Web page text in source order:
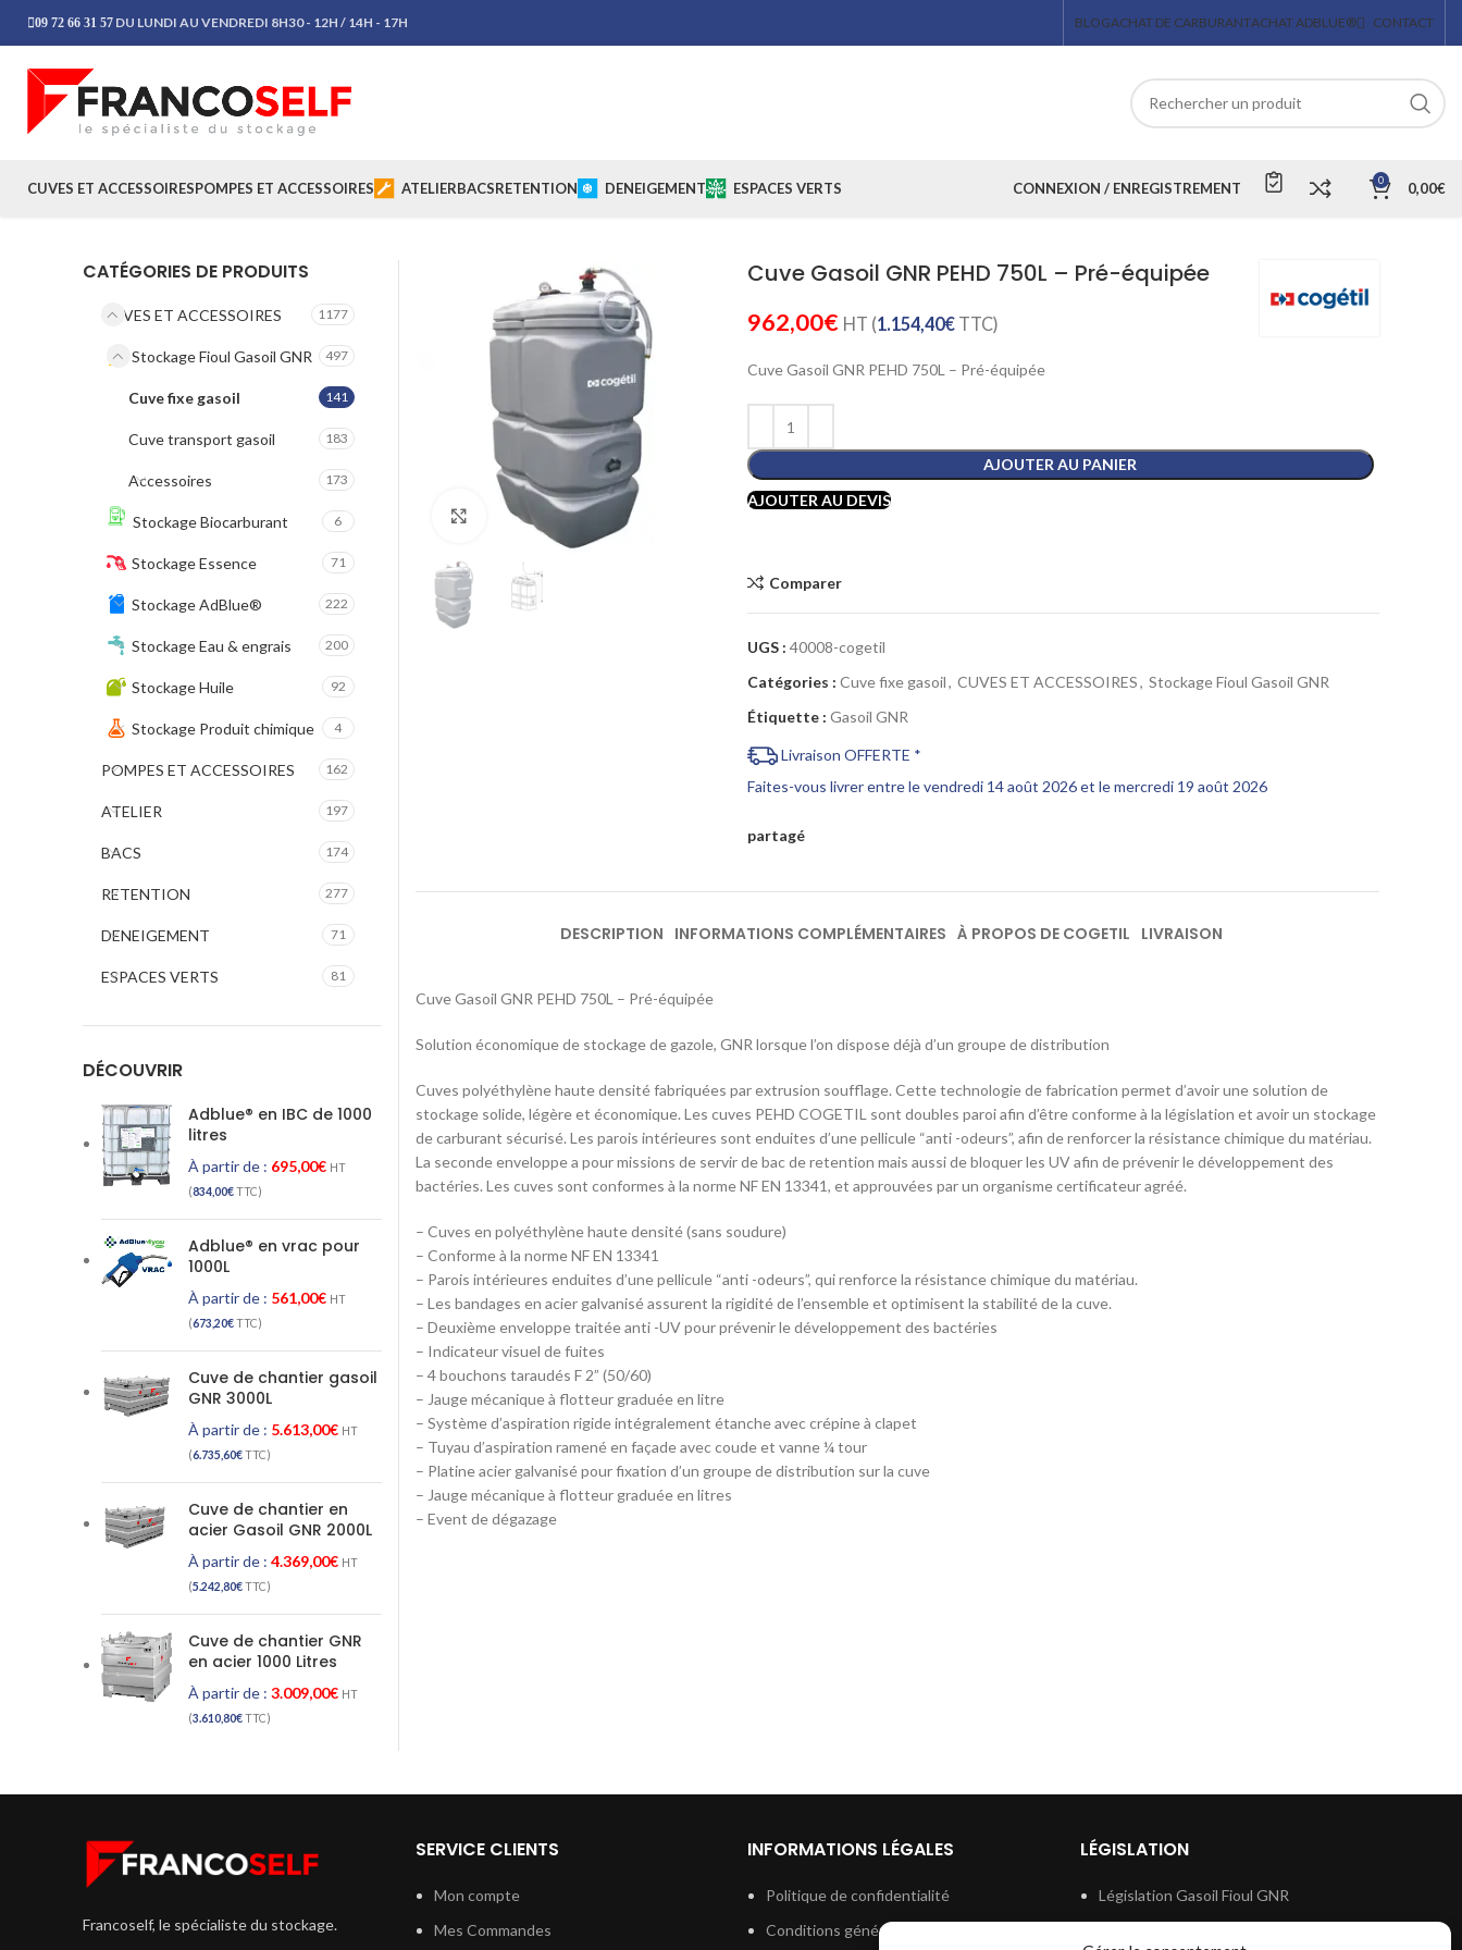
09 72 66 31 57 DU LUNDI AU VENDREDI 8H30 - 12H / 14H - 17H BLOGACHAT DE CARBURANTACHAT ADBLUE® CONTACT
CUVES ET ACCESSOIRESPOMPES ET ACCESSOIRES ATELIERBACSRETENTION DENEIGEMENT ESPACES VERTS CONNEXION / ENREGISTREMENT 0 0,00€
Cliquez pour agrandir
Cuve Gasoil GNR PEHD 750L – Pré-équipée
962,00€ HT (1.154,40€TTC)
Cuve Gasoil GNR PEHD 750L – Pré-équipée
AJOUTER AU PANIER
AJOUTER AU DEVIS
Comparer
UGS : 40008-cogetil
Catégories : Cuve fixe gasoil, CUVES ET ACCESSOIRES, Stockage Fioul Gasoil GNR
Étiquette : Gasoil GNR
Livraison OFFERTE *
Faites-vous livrer entre le vendredi 14 août 2026 et le mercredi 19 août 2026
partagé
DESCRIPTION INFORMATIONS COMPLÉMENTAIRES À PROPOS DE COGETIL LIVRAISON
Cuve Gasoil GNR PEHD 750L – Pré-équipée
Solution économique de stockage de gazole, GNR lorsque l’on dispose déjà d’un groupe de distribution
Cuves polyéthylène haute densité fabriquées par extrusion soufflage. Cette technologie de fabrication permet d’avoir une solution de
stockage solide, légère et économique. Les cuves PEHD COGETIL sont doubles paroi afin d’être conforme à la législation et avoir un stockage
de carburant sécurisé. Les parois intérieures sont enduites d’une pellicule “anti -odeurs”, afin de renforcer la résistance chimique du matériau.
La seconde enveloppe a pour missions de servir de bac de retention mais aussi de bloquer les UV afin de prévenir le développement des
bactéries. Les cuves sont conformes à la norme NF EN 13341, et approuvées par un organisme certificateur agréé.
– Cuves en polyéthylène haute densité (sans soudure)
– Conforme à la norme NF EN 13341
– Parois intérieures enduites d’une pellicule “anti -odeurs”, qui renforce la résistance chimique du matériau.
– Les bandages en acier galvanisé assurent la rigidité de l’ensemble et optimisent la stabilité de la cuve.
– Deuxième enveloppe traitée anti -UV pour prévenir le développement des bactéries
– Indicateur visuel de fuites
– 4 bouchons taraudés F 2” (50/60)
– Jauge mécanique à flotteur graduée en litre
– Système d’aspiration rigide intégralement étanche avec crépine à clapet
– Tuyau d’aspiration ramené en façade avec coude et vanne ¼ tour
– Platine acier galvanisé pour fixation d’un groupe de distribution sur la cuve
– Jauge mécanique à flotteur graduée en litres
– Event de dégazage
CATÉGORIES DE PRODUITS
CUVES ET ACCESSOIRES 1177
Stockage Fioul Gasoil GNR 497
Cuve fixe gasoil 141
Cuve transport gasoil 183
Accessoires 173
Stockage Biocarburant 6
Stockage Essence 71
Stockage AdBlue® 222
Stockage Eau & engrais 200
Stockage Huile 92
Stockage Produit chimique 4
POMPES ET ACCESSOIRES 162
ATELIER 197
BACS 174
RETENTION 277
DENEIGEMENT 71
ESPACES VERTS 81
DÉCOUVRIR
Adblue® en IBC de 1000
litres
À partir de : 695,00€ HT
(834,00€TTC)
Adblue® en vrac pour
1000L
À partir de : 561,00€ HT
(673,20€TTC)
Cuve de chantier gasoil
GNR 3000L
À partir de : 5.613,00€ HT
(6.735,60€TTC)
Cuve de chantier en
acier Gasoil GNR 2000L
À partir de : 4.369,00€ HT
(5.242,80€TTC)
Cuve de chantier GNR
en acier 1000 Litres
À partir de : 3.009,00€ HT
(3.610,80€TTC)
Francoself, le spécialiste du stockage.
SERVICE CLIENTS
Mon compte
Mes Commandes
INFORMATIONS LÉGALES
Politique de confidentialité
Conditions générales de vente
LÉGISLATION
Législation Gasoil Fioul GNR